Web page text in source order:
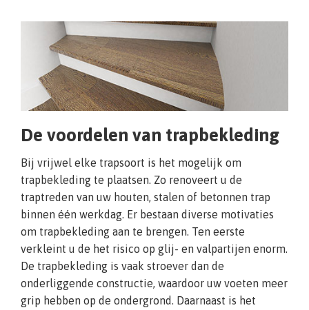
De voordelen van trapbekleding
Bij vrijwel elke trapsoort is het mogelijk om
trapbekleding te plaatsen. Zo renoveert u de
traptreden van uw houten, stalen of betonnen trap
binnen één werkdag. Er bestaan diverse motivaties
om trapbekleding aan te brengen. Ten eerste
verkleint u de het risico op glij- en valpartijen enorm.
De trapbekleding is vaak stroever dan de
onderliggende constructie, waardoor uw voeten meer
grip hebben op de ondergrond. Daarnaast is het